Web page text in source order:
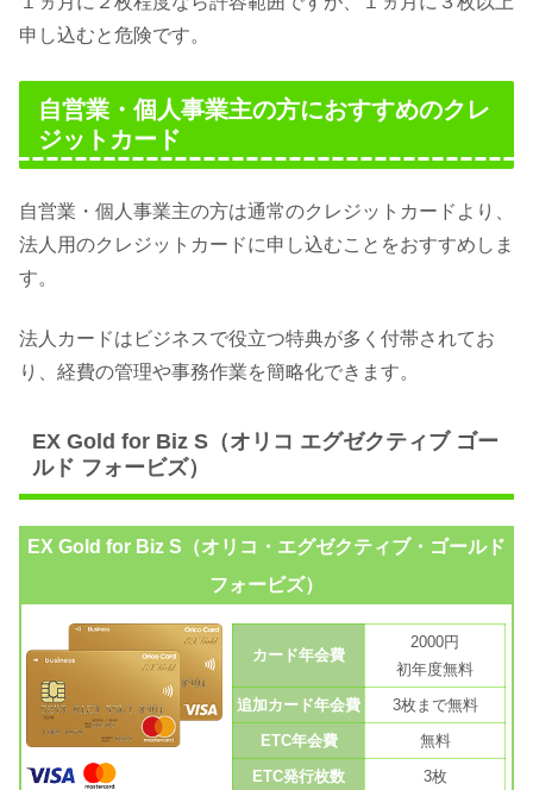
申し込むと危険です。
自営業・個人事業主の方におすすめのクレ
ジットカード
自営業・個人事業主の方は通常のクレジットカードより、
法人用のクレジットカードに申し込むことをおすすめしま
す。
法人カードはビジネスで役立つ特典が多く付帯されてお
り、経費の管理や事務作業を簡略化できます。
EX Gold for Biz S（オリコ エグゼクティブ ゴー
ルド フォービズ）
EX Gold for Biz S（オリコ・エグゼクティブ・ゴールド
フォービズ）
カード年会費
2000円
初年度無料
追加カード年会費
3枚まで無料
ETC年会費
無料
ETC発行枚数
3枚